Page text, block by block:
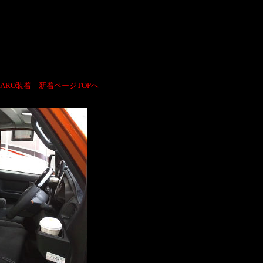
装着 新着ページTOPへ